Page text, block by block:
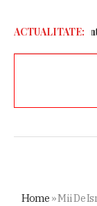
ACTUALITATE:
Care sunt
Home »Mii De